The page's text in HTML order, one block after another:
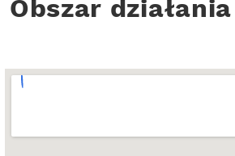
Obszar działania